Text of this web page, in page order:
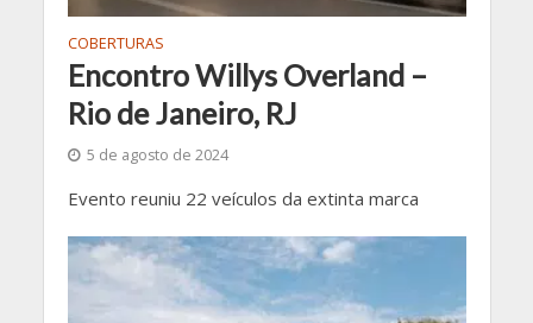
COBERTURAS
Encontro Willys Overland –
Rio de Janeiro, RJ
5 de agosto de 2024
Evento reuniu 22 veículos da extinta marca